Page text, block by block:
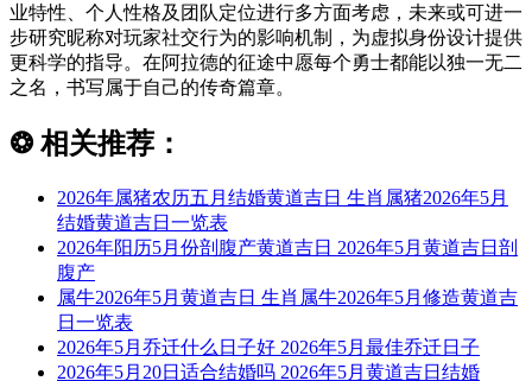
业特性、个人性格及团队定位进行多方面考虑，未来或可进一
步研究昵称对玩家社交行为的影响机制，为虚拟身份设计提供
更科学的指导。在阿拉德的征途中愿每个勇士都能以独一无二
之名，书写属于自己的传奇篇章。
❂ 相关推荐：
2026年属猪农历五月结婚黄道吉日 生肖属猪2026年5月
结婚黄道吉日一览表
2026年阳历5月份剖腹产黄道吉日 2026年5月黄道吉日剖
腹产
属牛2026年5月黄道吉日 生肖属牛2026年5月修造黄道吉
日一览表
2026年5月乔迁什么日子好 2026年5月最佳乔迁日子
2026年5月20日适合结婚吗 2026年5月黄道吉日结婚